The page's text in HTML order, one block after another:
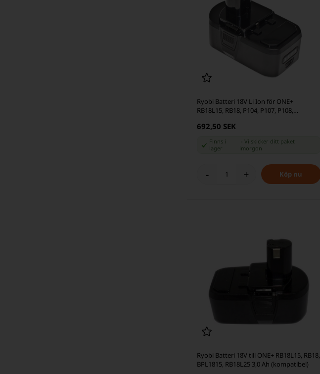
Ryobi Batteri 18V Li Ion för ONE+
RB18L15, RB18, P104, P107, P108,
692,50 SEK
Finns i
lager
-Vi skicker ditt paket
imorgon
- +
Ryobi Batteri 18V till ONE+ RB18L15, RB18,
BPL1815, RB18L25 3,0 Ah (kompatibel)